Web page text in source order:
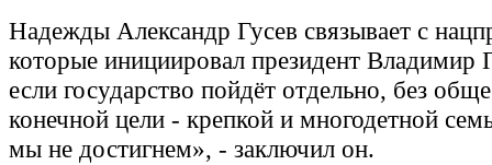
Надежды Александр Гусев связывает с
которые инициировал президент
если государство пойдёт отдельно, без
конечной цели - крепкой и многодетной
мы не достигнем», - заключил он.